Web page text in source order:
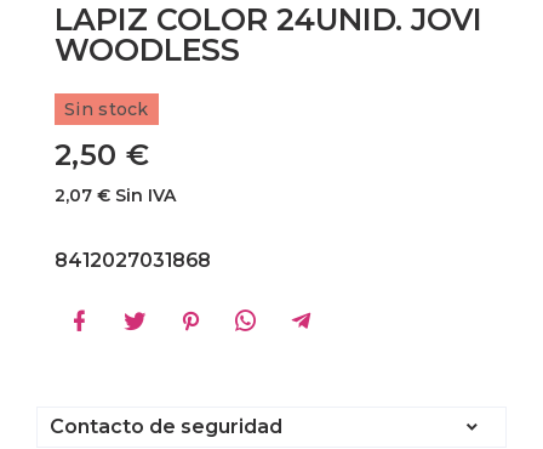
LAPIZ COLOR 24UNID. JOVI
WOODLESS
Sin stock
2,50 €
2,07 € Sin IVA
8412027031868
Contacto de seguridad